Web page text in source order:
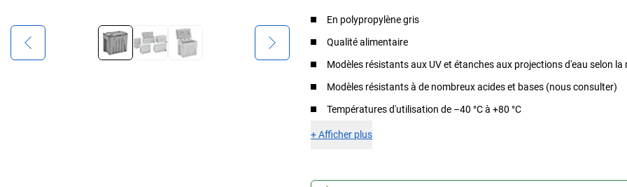
En polypropylène gris
Qualité alimentaire
Modèles résistants aux UV et étanches aux projections d'eau selon la
Modèles résistants à de nombreux acides et bases (nous consulter)
Températures d'utilisation de –40 °C à +80 °C
+Afficher plus